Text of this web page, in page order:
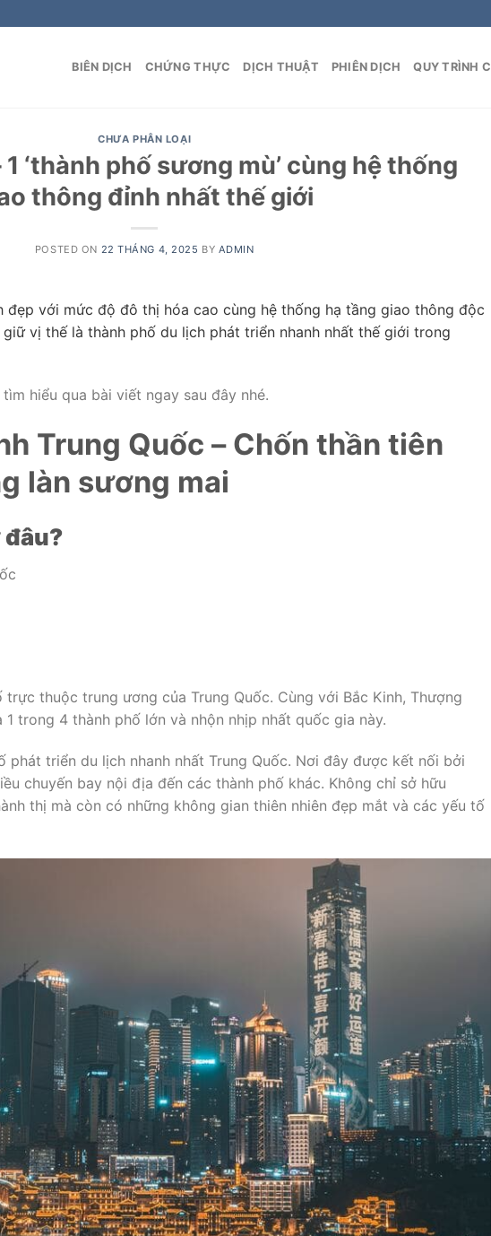
BIÊN DỊCH CHỨNG THỰC DỊCH THUẬT PHIÊN DỊCH QUY TRÌNH
CHƯA PHÂN LOẠI
‘thành phố sương mù’ cùng hệ thống
thông đỉnh nhất thế giới
POSTED ON 22 THÁNG 4, 2025 BY ADMIN
đẹp với mức độ đô thị hóa cao cùng hệ thống hạ tầng giao thông độc
vị thế là thành phố du lịch phát triển nhanh nhất thế giới trong
tìm hiểu qua bài viết ngay sau đây nhé.
Trung Quốc – Chốn thần tiên
làn sương mai
đâu?
trực thuộc trung ương của Trung Quốc. Cùng với Bắc Kinh, Thượng
1 trong 4 thành phố lớn và nhộn nhịp nhất quốc gia này.
phát triển du lịch nhanh nhất Trung Quốc. Nơi đây được kết nối bởi
chuyến bay nội địa đến các thành phố khác. Không chỉ sở hữu
thị mà còn có những không gian thiên nhiên đẹp mắt và các yếu tố